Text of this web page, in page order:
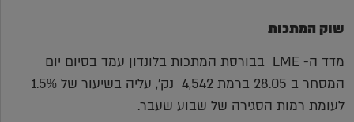
שוק המתכות
מדד ה- LME בבורסת המתכות בלונדון עמד בסיום יום
המסחר ב 28.05 ברמת 4,542 נק', עליה בשיעור של 1.5%
לעומת רמות הסגירה של שבוע שעבר.